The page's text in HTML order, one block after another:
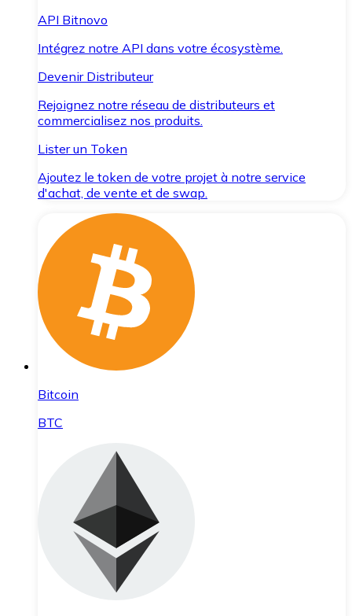
API Bitnovo
Intégrez notre API dans votre écosystème.
Devenir Distributeur
Rejoignez notre réseau de distributeurs et
commercialisez nos produits.
Lister un Token
Ajoutez le token de votre projet à notre service
d'achat, de vente et de swap.
Bitcoin
BTC